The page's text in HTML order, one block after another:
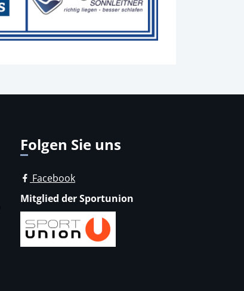
Folgen Sie uns
Facebook
Mitglied der Sportunion